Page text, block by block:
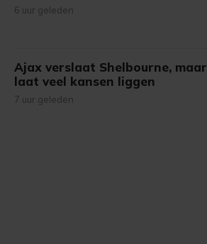
6 uur geleden
Ajax verslaat Shelbourne, maar
laat veel kansen liggen
7 uur geleden